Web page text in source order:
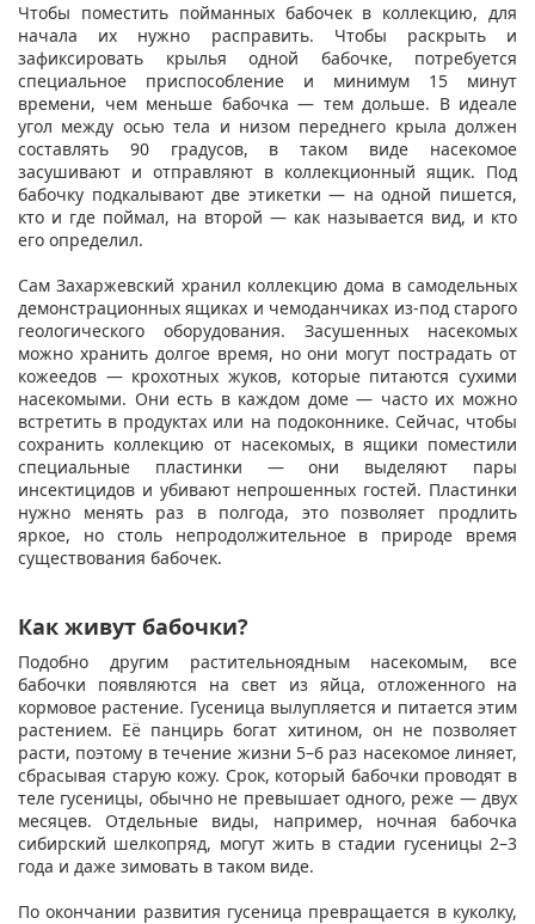
Чтобы поместить пойманных бабочек в коллекцию, для
начала их нужно расправить. Чтобы раскрыть и
зафиксировать крылья одной бабочке, потребуется
специальное приспособление и минимум 15 минут
времени, чем меньше бабочка — тем дольше. В идеале
угол между осью тела и низом переднего крыла должен
составлять 90 градусов, в таком виде насекомое
засушивают и отправляют в коллекционный ящик. Под
бабочку подкалывают две этикетки — на одной пишется,
кто и где поймал, на второй — как называется вид, и кто
его определил.
Сам Захаржевский хранил коллекцию дома в самодельных
демонстрационных ящиках и чемоданчиках из-под старого
геологического оборудования. Засушенных насекомых
можно хранить долгое время, но они могут пострадать от
кожеедов — крохотных жуков, которые питаются сухими
насекомыми. Они есть в каждом доме — часто их можно
встретить в продуктах или на подоконнике. Сейчас, чтобы
сохранить коллекцию от насекомых, в ящики поместили
специальные пластинки — они выделяют пары
инсектицидов и убивают непрошенных гостей. Пластинки
нужно менять раз в полгода, это позволяет продлить
яркое, но столь непродолжительное в природе время
существования бабочек.
Как живут бабочки?
Подобно другим растительноядным насекомым, все
бабочки появляются на свет из яйца, отложенного на
кормовое растение. Гусеница вылупляется и питается этим
растением. Её панцирь богат хитином, он не позволяет
расти, поэтому в течение жизни 5–6 раз насекомое линяет,
сбрасывая старую кожу. Срок, который бабочки проводят в
теле гусеницы, обычно не превышает одного, реже — двух
месяцев. Отдельные виды, например, ночная бабочка
сибирский шелкопряд, могут жить в стадии гусеницы 2–3
года и даже зимовать в таком виде.
По окончании развития гусеница превращается в куколку,